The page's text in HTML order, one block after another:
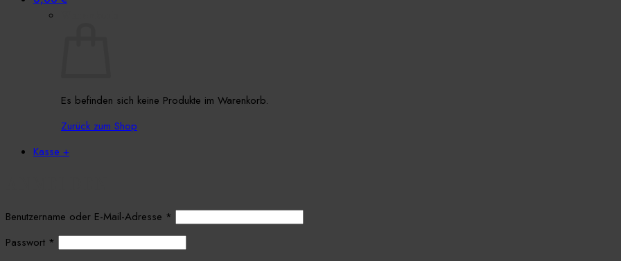
Es befinden sich keine Produkte im Warenkorb.
Zurück zum Shop
Kasse +
Benutzername oder E-Mail-Adresse *
Passwort *